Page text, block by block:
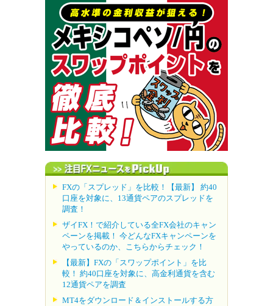
FXの「スプレッド」を比較！【最新】 約40
口座を対象に、13通貨ペアのスプレッドを
調査！
ザイFX！で紹介している全FX会社のキャン
ペーンを掲載！ 今どんなFXキャンペーンを
やっているのか、こちらからチェック！
【最新】FXの「スワップポイント」を比
較！ 約40口座を対象に、高金利通貨を含む
12通貨ペアを調査
MT4をダウンロード＆インストールする方